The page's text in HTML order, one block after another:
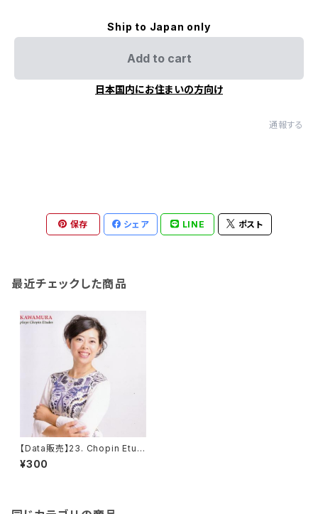
Ship to Japan only
Add to cart
日本国内にお住まいの方向け
通報する
保存 シェア LINE ポスト
最近チェックした商品
【Data販売】23. Chopin Etud
e op.25 no.11 in A minor 'Wi
nter Wing'
¥300